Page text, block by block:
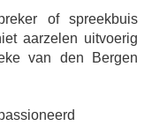
of spreekbuis
aarzelen uitvoerig
van den Bergen